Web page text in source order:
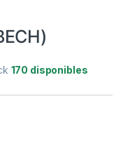
170 disponibles